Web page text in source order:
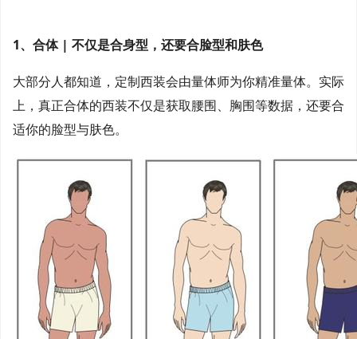
1、合体 | 不仅是合身型，还要合脸型和肤色
大部分人都知道，定制西装会由量体师为你精准量体。实际
上，真正合体的西装不仅是获取腰围、胸围等数据，还要合
适你的脸型与肤色。